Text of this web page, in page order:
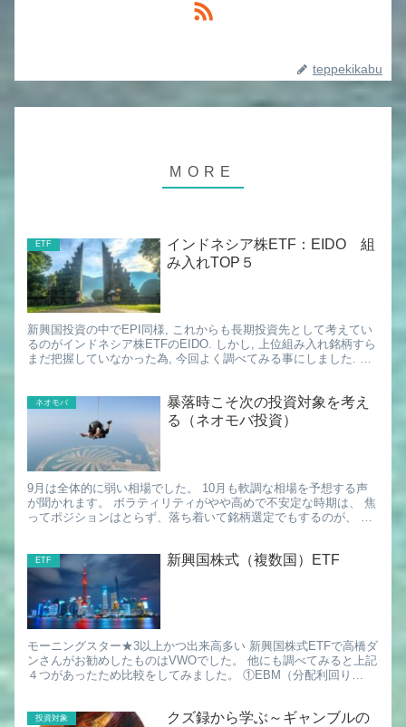
teppekikabu
ETF
インドネシア株ETF：EIDO 組
み入れTOP５
新興国投資の中でEPI同様, これからも長期投資先として考えてい
るのがインドネシア株ETFのEIDO. しかし, 上位組み入れ銘柄すら
まだ把握していなかった為, 今回よく調べてみる事にしました. ＜
ネオモバ
暴落時こそ次の投資対象を考え
る（ネオモバ投資）
9月は全体的に弱い相場でした。 10月も軟調な相場を予想する声
が聞かれます。 ボラティリティがやや高めで不安定な時期は、 焦
ってポジションはとらず、落ち着いて銘柄選定でもするのが、 心
ETF 新興国株式（複数国）ETF
モーニングスター★3以上かつ出来高多い 新興国株式ETFで高橋ダ
ンさんがお勧めしたものはVWOでした。 他にも調べてみると上記
４つがあったため比較をしてみました。 ①EBM（分配利回り
投資対象
クズ録から学ぶ～ギャンブルの